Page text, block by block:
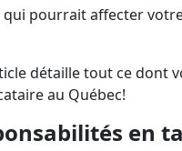
Prêts sans
qui pourrait affecter
détaille tout ce dont
au Québec!
en